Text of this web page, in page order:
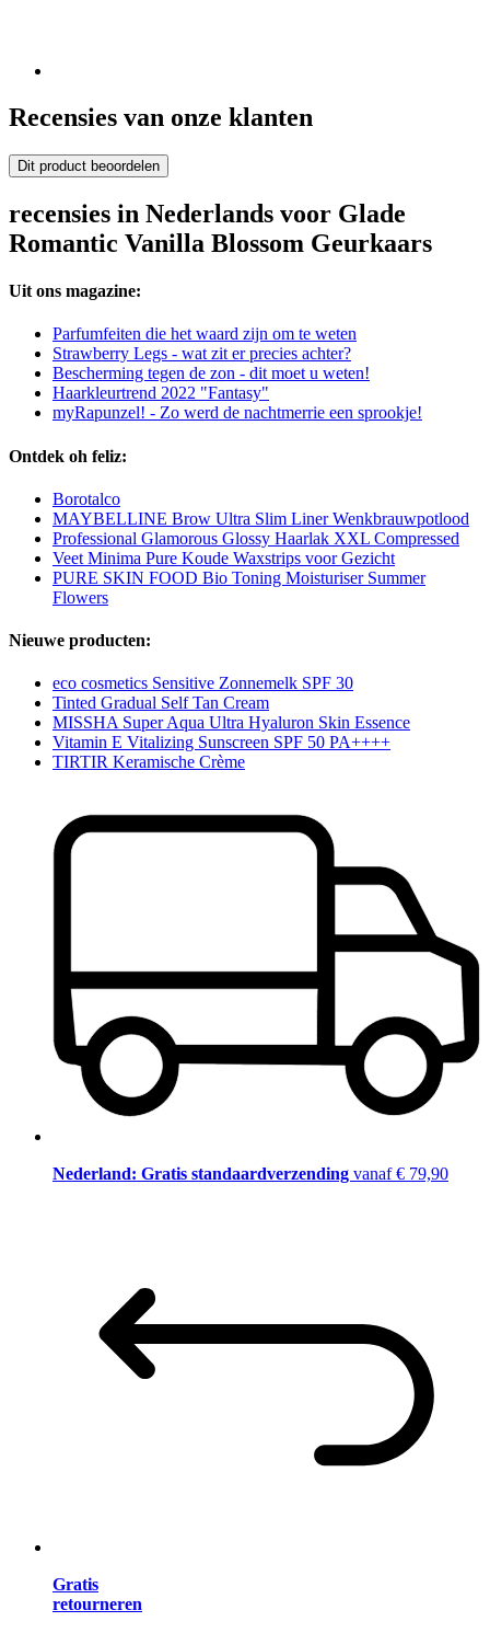
Recensies van onze klanten
Dit product beoordelen
recensies in Nederlands voor Glade
Romantic Vanilla Blossom Geurkaars
Uit ons magazine:
Parfumfeiten die het waard zijn om te weten
Strawberry Legs - wat zit er precies achter?
Bescherming tegen de zon - dit moet u weten!
Haarkleurtrend 2022 "Fantasy"
myRapunzel! - Zo werd de nachtmerrie een sprookje!
Ontdek oh feliz:
Borotalco
MAYBELLINE Brow Ultra Slim Liner Wenkbrauwpotlood
Professional Glamorous Glossy Haarlak XXL Compressed
Veet Minima Pure Koude Waxstrips voor Gezicht
PURE SKIN FOOD Bio Toning Moisturiser Summer
Flowers
Nieuwe producten:
eco cosmetics Sensitive Zonnemelk SPF 30
Tinted Gradual Self Tan Cream
MISSHA Super Aqua Ultra Hyaluron Skin Essence
Vitamin E Vitalizing Sunscreen SPF 50 PA++++
TIRTIR Keramische Crème
Nederland: Gratis standaardverzending vanaf € 79,90
Gratis
retourneren